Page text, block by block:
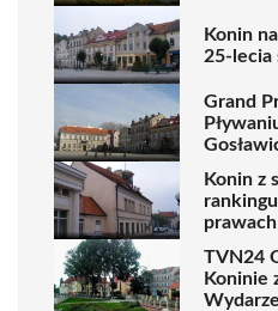
Konin
25-lecia
Grand
Konin z
TVN24
Koninie